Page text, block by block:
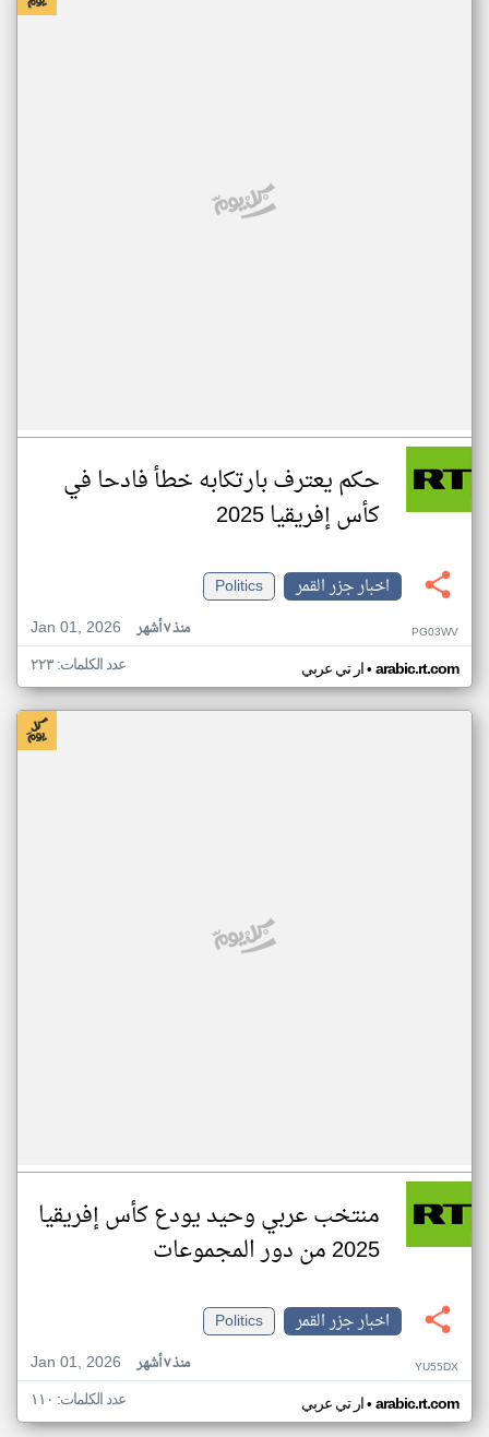
حكم يعترف بارتكابه خطأ فادحا في
كأس إفريقيا 2025
اخبار جزر القمر
Politics
Jan 01, 2026
منذ ٧ أشهر PG03WV
ار تي عربي• arabic.rt.com عدد الكلمات: ٢٢٣
منتخب عربي وحيد يودع كأس إفريقيا
2025 من دور المجموعات
اخبار جزر القمر
Politics
Jan 01, 2026
منذ ٧ أشهر YU55DX
ار تي عربي• arabic.rt.com عدد الكلمات: ١١٠